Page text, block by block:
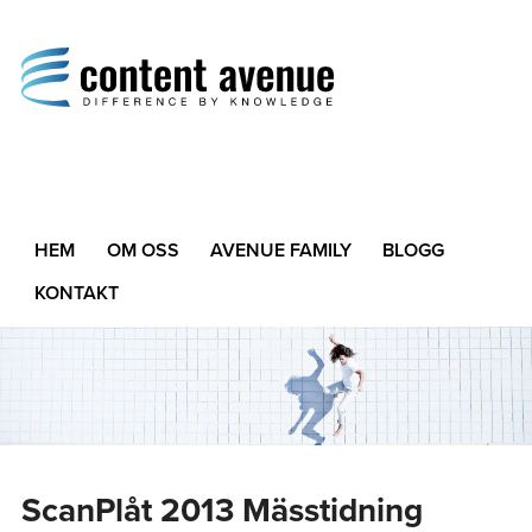
Difference by Knowledge
HEM OM OSS AVENUE FAMILY
BLOGG
KONTAKT
ScanPlåt 2013 Mässtidning